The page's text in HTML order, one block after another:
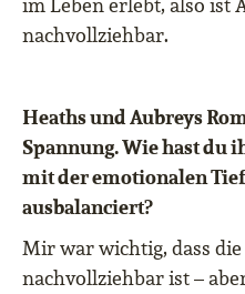
nachvollziehbar.
Heaths und Aubreys
Spannung. Wie hast du
mit der emotionalen
ausbalanciert?
Mir war wichtig, dass
nachvollziehbar ist –